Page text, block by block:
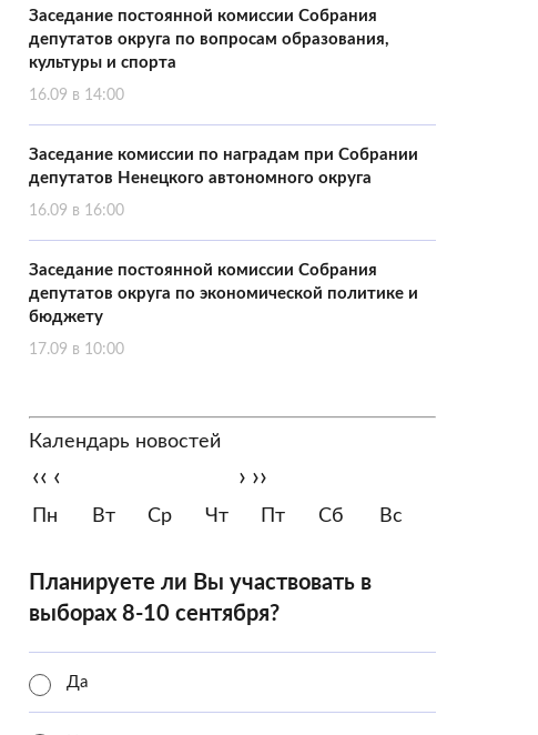
Заседание постоянной комиссии Собрания
депутатов округа по вопросам образования,
культуры и спорта
16.09 в 14:00
Заседание комиссии по наградам при Собрании
депутатов Ненецкого автономного округа
16.09 в 16:00
Заседание постоянной комиссии Собрания
депутатов округа по экономической политике и
бюджету
17.09 в 10:00
Календарь новостей
‹‹ ‹ › ››
Пн Вт Ср Чт Пт Сб Вс
Планируете ли Вы участвовать в
выборах 8-10 сентября?
Да